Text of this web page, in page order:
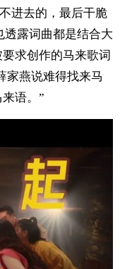
进去的，最后干脆
透露词曲都是结合大
求创作的马来歌词
家燕说难得找来马
语。”